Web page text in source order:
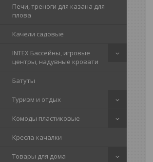
Печи, треноги для казана для
плова
Качели садовые
INTEX Бассейны, игровые
центры, надувные кровати
Батуты
Туризм и отдых
Комоды пластиковые
Кресла-качалки
Товары для дома